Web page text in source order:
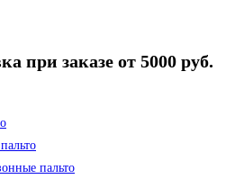
при заказе от 5000 руб.
пальто